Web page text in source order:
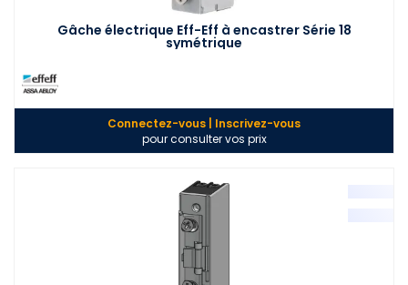
Gâche électrique Eff-Eff à encastrer Série 18
symétrique
Connectez-vous | Inscrivez-vous
pour consulter vos prix